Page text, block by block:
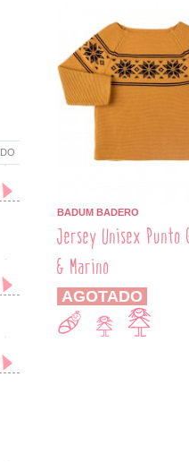
BADUM BADERO
Jersey Unisex Punto
& Marino
AGOTADO